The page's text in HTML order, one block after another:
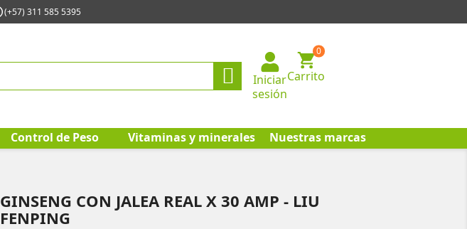
(+57) 311 585 5395

Iniciar
sesión
Carrito
0
Control de Peso Vitaminas y minerales Nuestras marcas
GINSENG CON JALEA REAL X 30 AMP - LIU
FENPING